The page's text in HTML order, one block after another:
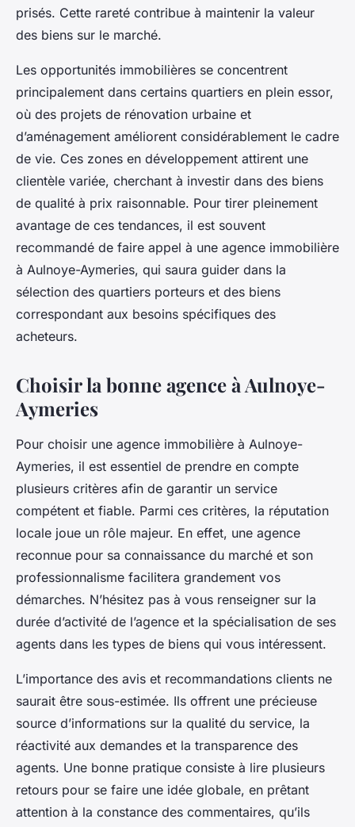
prisés. Cette rareté contribue à maintenir la valeur
des biens sur le marché.
Les opportunités immobilières se concentrent
principalement dans certains quartiers en plein essor,
où des projets de rénovation urbaine et
d’aménagement améliorent considérablement le cadre
de vie. Ces zones en développement attirent une
clientèle variée, cherchant à investir dans des biens
de qualité à prix raisonnable. Pour tirer pleinement
avantage de ces tendances, il est souvent
recommandé de faire appel à une agence immobilière
à Aulnoye-Aymeries, qui saura guider dans la
sélection des quartiers porteurs et des biens
correspondant aux besoins spécifiques des
acheteurs.
Choisir la bonne agence à Aulnoye-
Aymeries
Pour choisir une agence immobilière à Aulnoye-
Aymeries, il est essentiel de prendre en compte
plusieurs critères afin de garantir un service
compétent et fiable. Parmi ces critères, la réputation
locale joue un rôle majeur. En effet, une agence
reconnue pour sa connaissance du marché et son
professionnalisme facilitera grandement vos
démarches. N’hésitez pas à vous renseigner sur la
durée d’activité de l’agence et la spécialisation de ses
agents dans les types de biens qui vous intéressent.
L’importance des avis et recommandations clients ne
saurait être sous-estimée. Ils offrent une précieuse
source d’informations sur la qualité du service, la
réactivité aux demandes et la transparence des
agents. Une bonne pratique consiste à lire plusieurs
retours pour se faire une idée globale, en prêtant
attention à la constance des commentaires, qu’ils